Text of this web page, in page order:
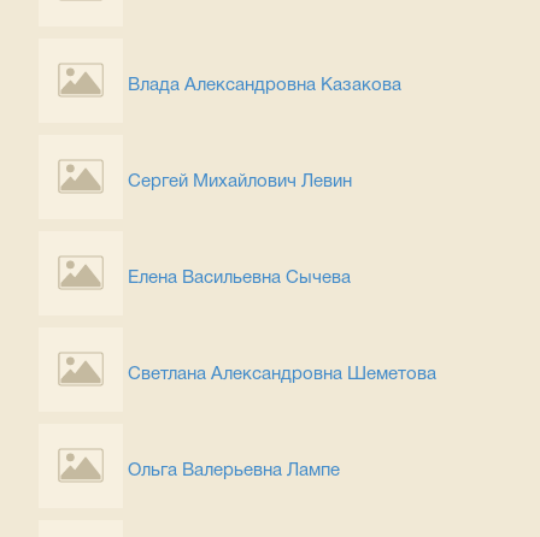
Влада Александровна Казакова
Сергей Михайлович Левин
Елена Васильевна Сычева
Светлана Александровна Шеметова
Ольга Валерьевна Лампе